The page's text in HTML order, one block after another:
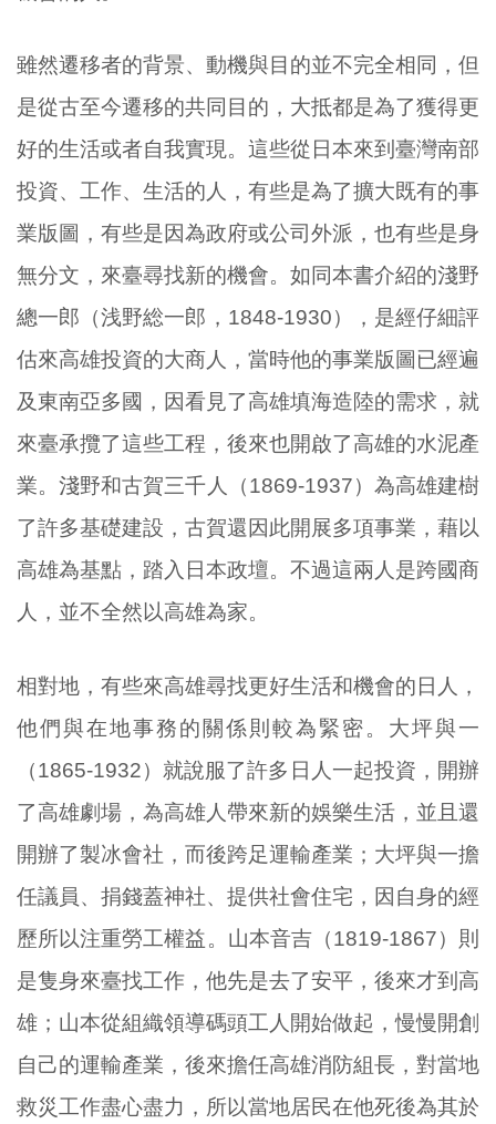
雖然遷移者的背景、動機與目的並不完全相同，但
是從古至今遷移的共同目的，大抵都是為了獲得更
好的生活或者自我實現。這些從日本來到臺灣南部
投資、工作、生活的人，有些是為了擴大既有的事
業版圖，有些是因為政府或公司外派，也有些是身
無分文，來臺尋找新的機會。如同本書介紹的淺野
總一郎（浅野総一郎，1848-1930），是經仔細評
估來高雄投資的大商人，當時他的事業版圖已經遍
及東南亞多國，因看見了高雄填海造陸的需求，就
來臺承攬了這些工程，後來也開啟了高雄的水泥產
業。淺野和古賀三千人（1869-1937）為高雄建樹
了許多基礎建設，古賀還因此開展多項事業，藉以
高雄為基點，踏入日本政壇。不過這兩人是跨國商
人，並不全然以高雄為家。
相對地，有些來高雄尋找更好生活和機會的日人，
他們與在地事務的關係則較為緊密。大坪與一
（1865-1932）就說服了許多日人一起投資，開辦
了高雄劇場，為高雄人帶來新的娛樂生活，並且還
開辦了製冰會社，而後跨足運輸產業；大坪與一擔
任議員、捐錢蓋神社、提供社會住宅，因自身的經
歷所以注重勞工權益。山本音吉（1819-1867）則
是隻身來臺找工作，他先是去了安平，後來才到高
雄；山本從組織領導碼頭工人開始做起，慢慢開創
自己的運輸產業，後來擔任高雄消防組長，對當地
救災工作盡心盡力，所以當地居民在他死後為其於